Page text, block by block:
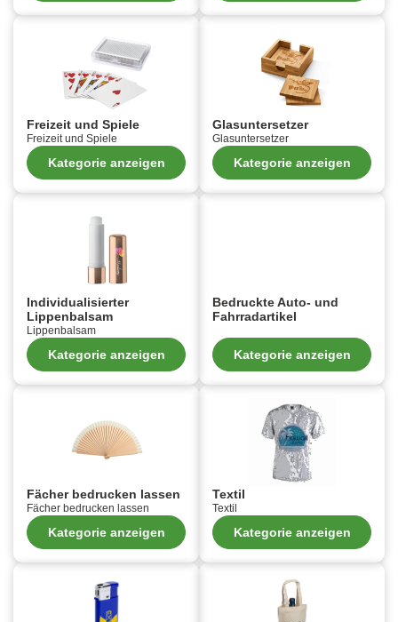
Freizeit und Spiele
Freizeit und Spiele
Kategorie anzeigen
Glasuntersetzer
Glasuntersetzer
Kategorie anzeigen
Individualisierter
Lippenbalsam
Lippenbalsam
Kategorie anzeigen
Bedruckte Auto- und
Fahrradartikel
Kategorie anzeigen
Fächer bedrucken lassen
Fächer bedrucken lassen
Kategorie anzeigen
Textil
Textil
Kategorie anzeigen